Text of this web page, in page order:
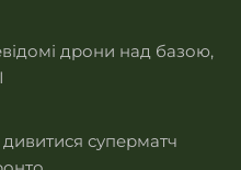
дрони над базою,
суперматч